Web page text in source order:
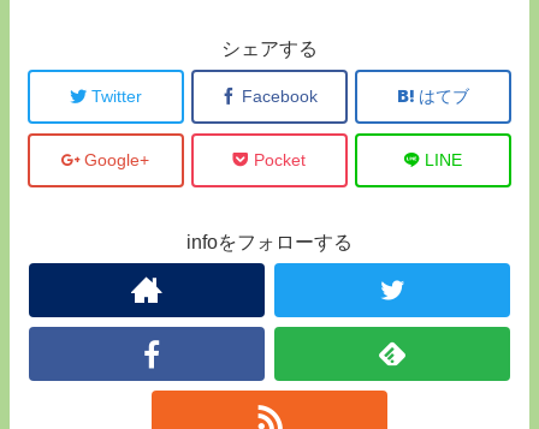
シェアする
Twitter Facebook はてブ
Google+ Pocket LINE
infoをフォローする